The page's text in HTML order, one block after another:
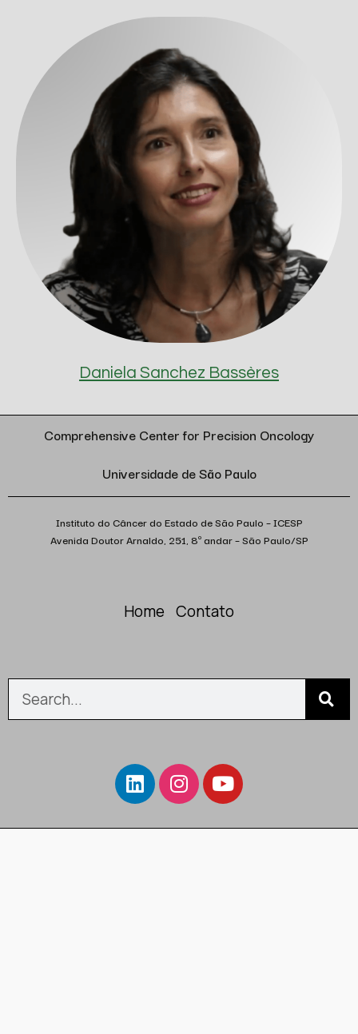
Daniela Sanchez Bassères
Comprehensive Center for Precision Oncology
Universidade de São Paulo
Instituto do Câncer do Estado de São Paulo – ICESP
Avenida Doutor Arnaldo, 251, 8º andar – São Paulo/SP
Home Contato